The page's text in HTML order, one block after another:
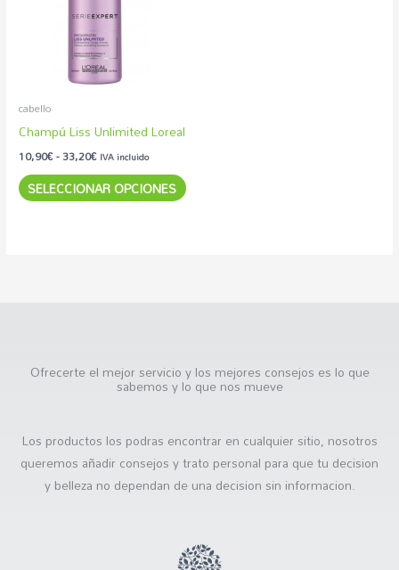
cabello
Champú Liss Unlimited Loreal
10,90€-33,20€
33,20€
IVA incluido
SELECCIONAR OPCIONES página
Ofrecerte el mejor servicio y los mejores consejos es lo que
sabemos y lo que nos mueve
Los productos los podras encontrar en cualquier sitio, nosotros
queremos añadir consejos y trato personal para que tu decision
y belleza no dependan de una decision sin informacion.